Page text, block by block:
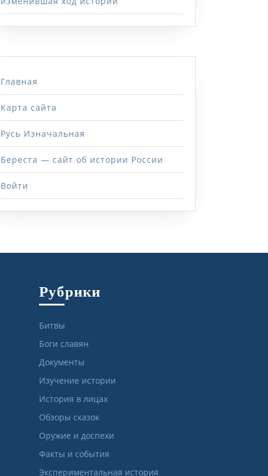
Главная
Карта сайта
Русь Изначальная
Береста — сайт об истории России
Войти
Рубрики
Битвы
Боги славян
Документы
Изучение истории
История в лицах
Обзоры сказок
Оружие и доспехи
Факты и события
Экспериментальная история